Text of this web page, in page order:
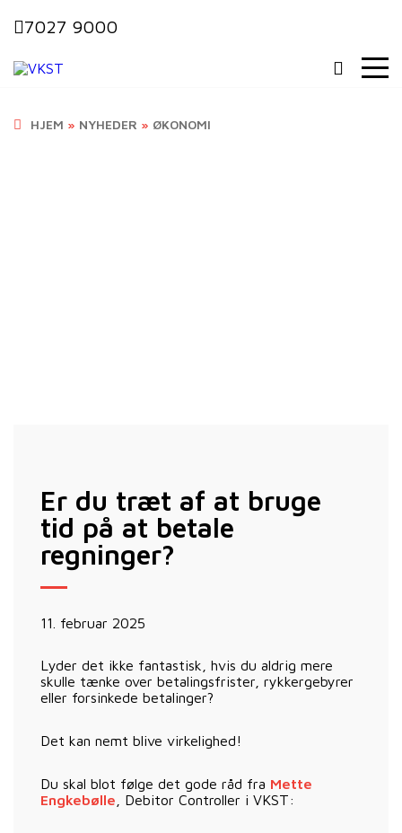
7027 9000
HJEM » NYHEDER » ØKONOMI
Er du træt af at bruge
tid på at betale
regninger?
11. februar 2025
Lyder det ikke fantastisk, hvis du aldrig mere
skulle tænke over betalingsfrister, rykkergebyrer
eller forsinkede betalinger?
Det kan nemt blive virkelighed!
Du skal blot følge det gode råd fra Mette
Engkebølle , Debitor Controller i VKST: